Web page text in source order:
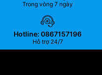
Trong vòng 7 ngày
Hotline: 0867157196
Hỗ trợ 24/7